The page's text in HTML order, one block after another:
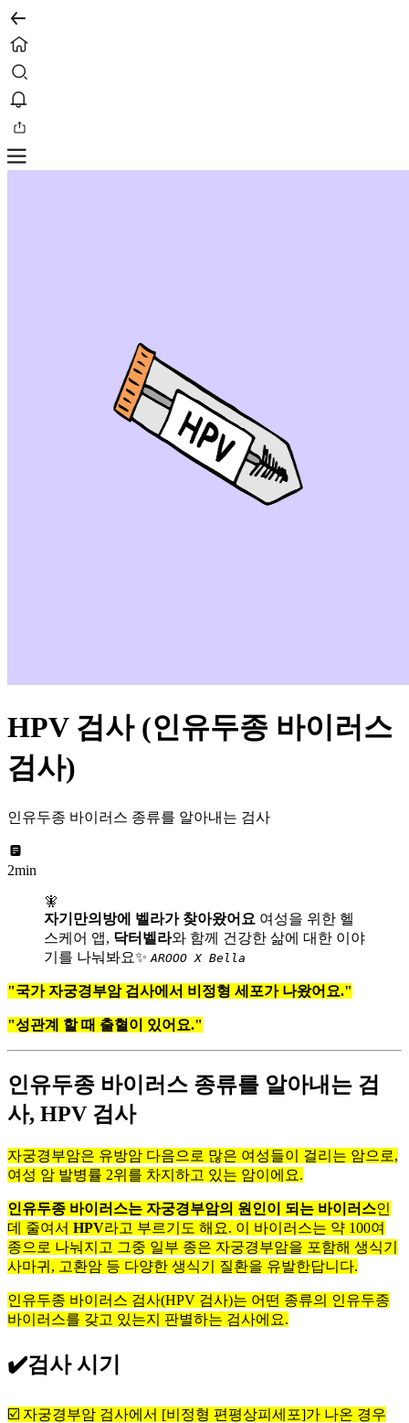
HPV 검사 (인유두종 바이러스
검사)
인유두종 바이러스 종류를 알아내는 검사
2min
🧚
자기만의방에 벨라가 찾아왔어요 여성을 위한 헬
스케어 앱, 닥터벨라와 함께 건강한 삶에 대한 이야
기를 나눠봐요✨ AROOO X Bella
"국가 자궁경부암 검사에서 비정형 세포가 나왔어요."
"성관계 할 때 출혈이 있어요."
인유두종 바이러스 종류를 알아내는 검
사, HPV 검사
자궁경부암은 유방암 다음으로 많은 여성들이 걸리는 암으로,
여성 암 발병률 2위를 차지하고 있는 암이에요.
인유두종 바이러스는 자궁경부암의 원인이 되는 바이러스인
데 줄여서 HPV라고 부르기도 해요. 이 바이러스는 약 100여
종으로 나눠지고 그중 일부 종은 자궁경부암을 포함해 생식기
사마귀, 고환암 등 다양한 생식기 질환을 유발한답니다.
인유두종 바이러스 검사(HPV 검사)는 어떤 종류의 인유두종
바이러스를 갖고 있는지 판별하는 검사에요.
✔️검사 시기
☑️ 자궁경부암 검사에서 [비정형 편평상피세포]가 나온 경우